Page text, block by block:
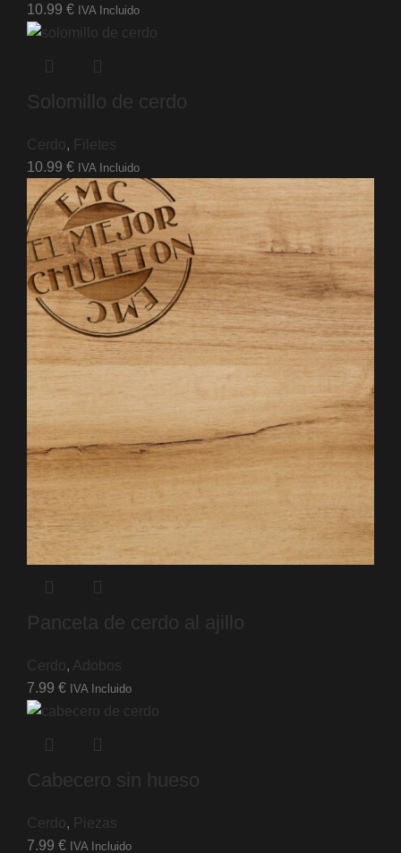
10.99 € IVA Incluido
Solomillo de cerdo
Cerdo, Filetes
10.99 € IVA Incluido
Panceta de cerdo al ajillo
Cerdo, Adobos
7.99 € IVA Incluido
Cabecero sin hueso
Cerdo, Piezas
7.99 € IVA Incluido